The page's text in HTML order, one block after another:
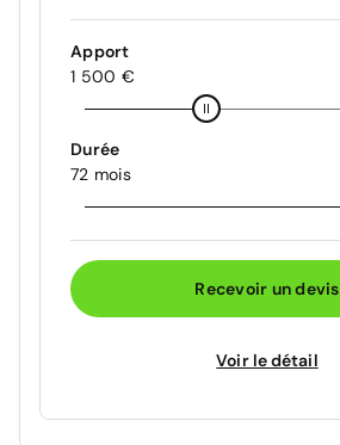
Apport
1 500 €
Durée
72 mois
Recevoir un devis
Voir le détail